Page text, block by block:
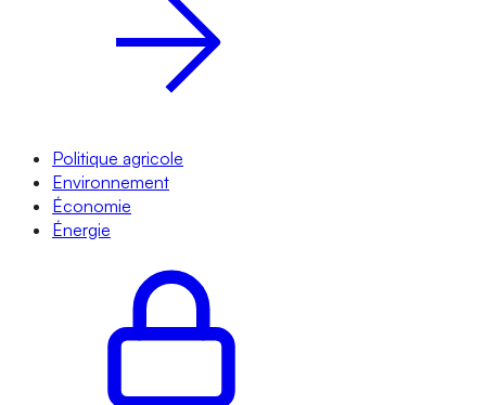
Politique agricole
Environnement
Économie
Énergie